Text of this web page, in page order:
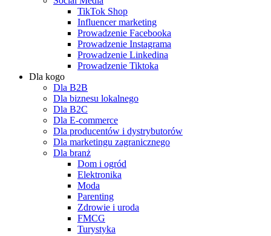
TikTok Shop
Influencer marketing
Prowadzenie Facebooka
Prowadzenie Instagrama
Prowadzenie Linkedina
Prowadzenie Tiktoka
Dla kogo
Dla B2B
Dla biznesu lokalnego
Dla B2C
Dla E-commerce
Dla producentów i dystrybutorów
Dla marketingu zagranicznego
Dla branż
Dom i ogród
Elektronika
Moda
Parenting
Zdrowie i uroda
FMCG
Turystyka